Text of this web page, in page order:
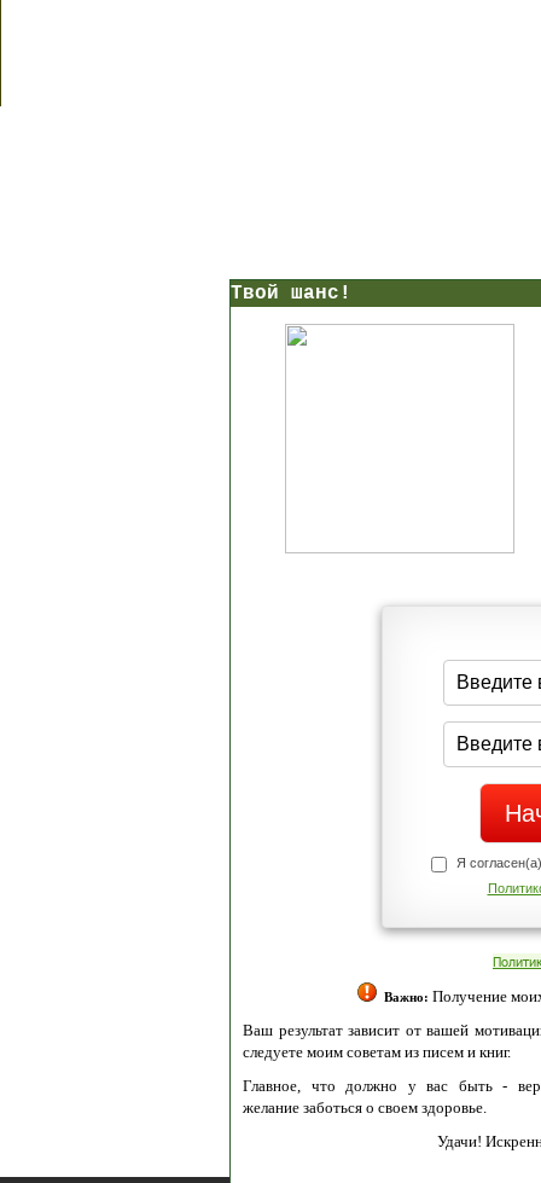
Твой шанс!
Я
Важно: Получение
Ваш результат зависит от вашей
следуете моим советам из писем и книг.
Главное, что должно у вас быть -
желание заботься о своем здоровье.
Удачи!